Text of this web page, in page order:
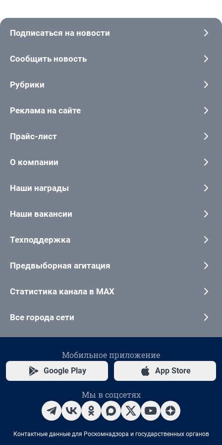
Подписаться на новости
Сообщить новость
Рубрики
Реклама на сайте
Прайс-лист
О компании
Наши награды
Наши вакансии
Техподдержка
Предвыборная агитация
Статистика канала в MAX
Все города сети
Мобильное приложение
Google Play App Store
Мы в соцсетях
Контактные данные для Роскомнадзора и государственных органов